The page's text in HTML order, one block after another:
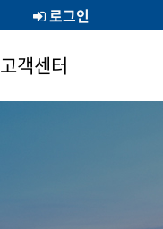
로그인
고객센터